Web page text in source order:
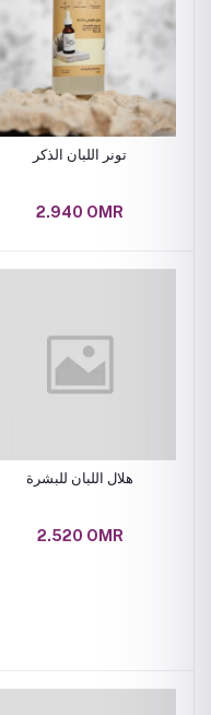
تونر اللبان الذكر
2.940 OMR
هلال اللبان للبشرة
2.520 OMR